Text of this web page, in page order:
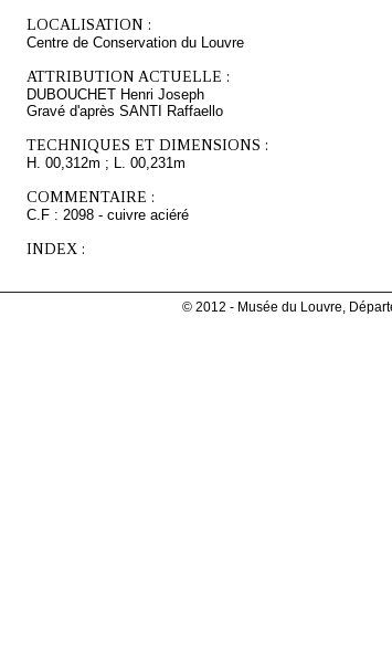
LOCALISATION :
Centre de Conservation du Louvre
ATTRIBUTION ACTUELLE :
DUBOUCHET Henri Joseph
Gravé d'après SANTI Raffaello
TECHNIQUES ET DIMENSIONS :
H. 00,312m ; L. 00,231m
COMMENTAIRE :
C.F : 2098 - cuivre aciéré
INDEX :
© 2012 - Musée du Louvre,